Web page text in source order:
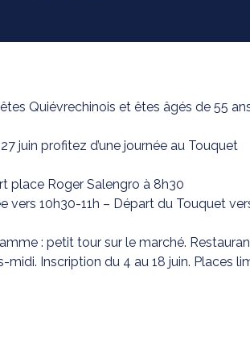
Quiévrechinois et êtes âgés de 55
juin profitez d’une journée au Touquet
place Roger Salengro à 8h30
vers 10h30-11h – Départ du Touquet
: petit tour sur le marché.
midi. Inscription du 4 au 18 juin. Places